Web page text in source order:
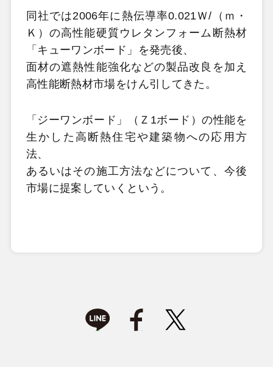
同社では2006年に熱伝導率0.021Ｗ/（ｍ・
Ｋ）の高性能硬質ウレタンフォーム断熱材
「キューワンボード」を発売後、
面材の遮熱性能強化などの製品改良を加え
高性能断熱材市場をけん引してきた。
「ジーワンボード」（Ｚ1ボード）の性能を
生かした高断熱住宅や建築物への応用方
法、
あるいはその施工方法などについて、今後
市場に提案していくという。